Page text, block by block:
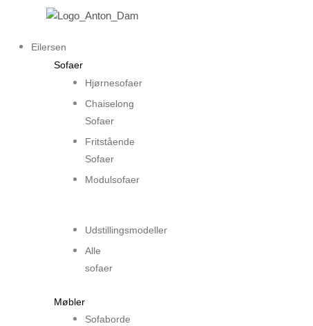
Eilersen
Sofaer
Hjørnesofaer
Chaiselong
Sofaer
Fritstående
Sofaer
Modulsofaer
Udstillingsmodeller
Alle
sofaer
Møbler
Sofaborde